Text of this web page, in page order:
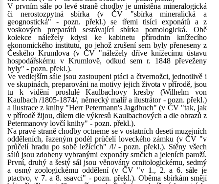
V prvním sále po levé straně chodby je umístěna mineralogická
či nerostozpytná sbírka (v ČV "sbírka mineralická a
geognostická" - pozn. překl.) se třemi tisíci exponátů a z
voskových preparátů sestávající sbírka pomologická. Obě
kolekce náležely kdysi ke kabinetu přírodnin knížecího
ekonomického institutu, po jehož zrušení sem byly přeneseny z
Českého Krumlova (v ČV "náležely dříve knížecímu ústavu
hospodářskému v Krumlově, odkud sem r. 1848 převeženy
byly" - pozn. překl.).
Ve vedlejším sále jsou zastoupeni ptáci a čtvernožci, jednotlivě i
ve skupinách, preparováni na motivy jejich života v přírodě, jsou
tu k vidění proslulé Kaulbachovy kresby (Wilhelm von
Kaulbach /1805-1874/, německý malíř a ilustrátor - pozn. překl.)
a ilustrace z knihy "Herr Petermann's Jagdbuch" (v ČV "tak, jak
v přírodě žijou, dílem dle výkresů Kaulbachových a dle obrazů z
Petermanovy lovčí knihy" - pozn. překl.).
Na pravé straně chodby octneme se v ostatních deseti muzejních
odděleních, řazeným podél průčelí loveckého zámku (v ČV "v
průčelí hradu po sobě ležících" /!/ - pozn. překl.). Stěny všech
sálů jsou zdobeny vybranými exponáty srnčích a jeleních paroží.
První, druhý a šestý sál jsou věnovány ornitologickému, sedmý
a osmý zoologickému oddělení (v ČV "v 1., 2. a 6. sále je
ptactvo, v 7. a 8. ssavci" - pozn. překl.). Oběma sbírkám smějí